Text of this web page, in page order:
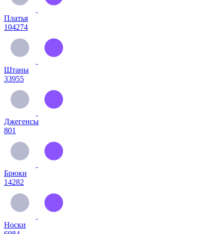
Платья
104274
Штаны
33955
Джегенсы
801
Брюки
14282
Носки